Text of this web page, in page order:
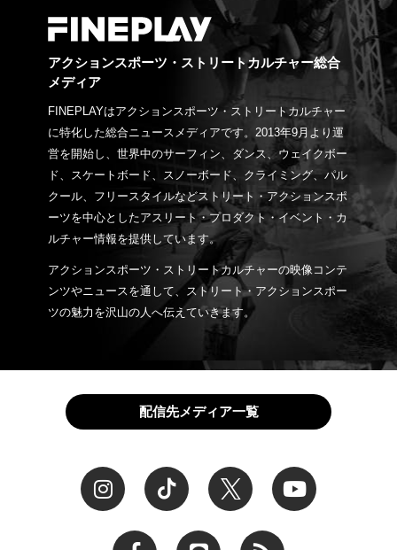
アクションスポーツ・ストリートカルチャー総合
メディア
FINEPLAYはアクションスポーツ・ストリートカルチャー
に特化した総合ニュースメディアです。2013年9月より運
営を開始し、世界中のサーフィン、ダンス、ウェイクボー
ド、スケートボード、スノーボード、クライミング、パル
クール、フリースタイルなどストリート・アクションスポ
ーツを中心としたアスリート・プロダクト・イベント・カ
ルチャー情報を提供しています。
アクションスポーツ・ストリートカルチャーの映像コンテ
ンツやニュースを通して、ストリート・アクションスポー
ツの魅力を沢山の人へ伝えていきます。
配信先メディア一覧